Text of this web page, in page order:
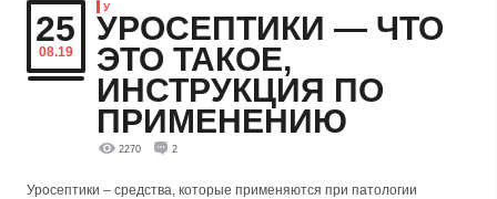
25
08.19
У
УРОСЕПТИКИ — ЧТО
ЭТО ТАКОЕ,
ИНСТРУКЦИЯ ПО
ПРИМЕНЕНИЮ
2270 2
Уросептики – средства, которые применяются при патологии